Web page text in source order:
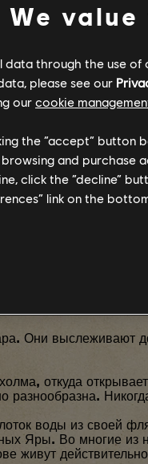
И
Они выслеживают
откуда
разнообразна.
воды из своей
Яры. Во многие из
живут
We
through the use
please see our
our cookie
the “accept” button
and purchase
click the “decline”
link on the